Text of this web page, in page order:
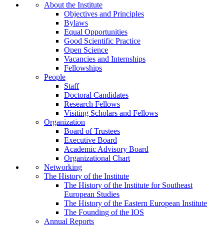
About the Institute
Objectives and Principles
Bylaws
Equal Opportunities
Good Scientific Practice
Open Science
Vacancies and Internships
Fellowships
People
Staff
Doctoral Candidates
Research Fellows
Visiting Scholars and Fellows
Organization
Board of Trustees
Executive Board
Academic Advisory Board
Organizational Chart
Networking
The History of the Institute
The History of the Institute for Southeast
European Studies
The History of the Eastern European Institute
The Founding of the IOS
Annual Reports